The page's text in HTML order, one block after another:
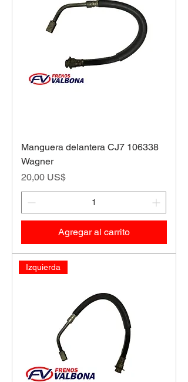
Manguera delantera CJ7 106338
Wagner
Precio
20,00 US$
Agregar al carrito
Izquierda